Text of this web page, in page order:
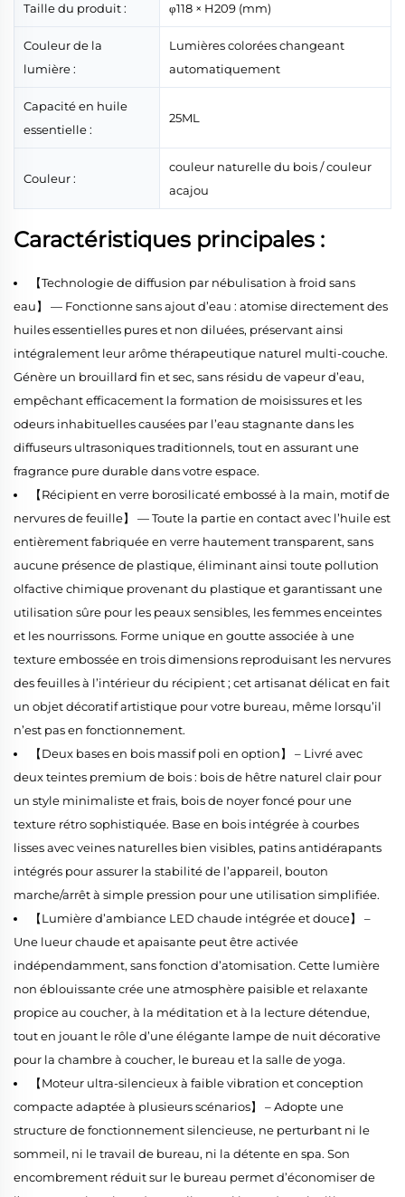
Taille du produit : φ118 × H209 (mm)
Couleur de la
lumière :
Lumières colorées changeant
automatiquement
Capacité en huile
essentielle :
25ML
Couleur :
couleur naturelle du bois / couleur
acajou
Caractéristiques principales :
【Technologie de diffusion par nébulisation à froid sans
eau】 — Fonctionne sans ajout d’eau : atomise directement des
huiles essentielles pures et non diluées, préservant ainsi
intégralement leur arôme thérapeutique naturel multi-couche.
Génère un brouillard fin et sec, sans résidu de vapeur d’eau,
empêchant efficacement la formation de moisissures et les
odeurs inhabituelles causées par l’eau stagnante dans les
diffuseurs ultrasoniques traditionnels, tout en assurant une
fragrance pure durable dans votre espace.
【Récipient en verre borosilicaté embossé à la main, motif de
nervures de feuille】 — Toute la partie en contact avec l’huile est
entièrement fabriquée en verre hautement transparent, sans
aucune présence de plastique, éliminant ainsi toute pollution
olfactive chimique provenant du plastique et garantissant une
utilisation sûre pour les peaux sensibles, les femmes enceintes
et les nourrissons. Forme unique en goutte associée à une
texture embossée en trois dimensions reproduisant les nervures
des feuilles à l’intérieur du récipient ; cet artisanat délicat en fait
un objet décoratif artistique pour votre bureau, même lorsqu’il
n’est pas en fonctionnement.
【Deux bases en bois massif poli en option】 – Livré avec
deux teintes premium de bois : bois de hêtre naturel clair pour
un style minimaliste et frais, bois de noyer foncé pour une
texture rétro sophistiquée. Base en bois intégrée à courbes
lisses avec veines naturelles bien visibles, patins antidérapants
intégrés pour assurer la stabilité de l’appareil, bouton
marche/arrêt à simple pression pour une utilisation simplifiée.
【Lumière d’ambiance LED chaude intégrée et douce】 –
Une lueur chaude et apaisante peut être activée
indépendamment, sans fonction d’atomisation. Cette lumière
non éblouissante crée une atmosphère paisible et relaxante
propice au coucher, à la méditation et à la lecture détendue,
tout en jouant le rôle d’une élégante lampe de nuit décorative
pour la chambre à coucher, le bureau et la salle de yoga.
【Moteur ultra-silencieux à faible vibration et conception
compacte adaptée à plusieurs scénarios】 – Adopte une
structure de fonctionnement silencieuse, ne perturbant ni le
sommeil, ni le travail de bureau, ni la détente en spa. Son
encombrement réduit sur le bureau permet d’économiser de